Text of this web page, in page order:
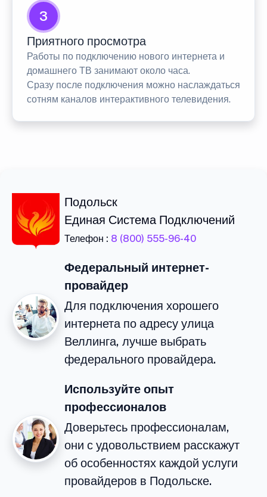
3
Приятного просмотра
Работы по подключению нового интернета и
домашнего ТВ занимают около часа.
Сразу после подключения можно наслаждаться
сотням каналов интерактивного телевидения.
Подольск
Единая Система Подключений
Телефон : 8 (800) 555-96-40
Федеральный интернет-
провайдер
Для подключения хорошего
интернета по адресу улица
Веллинга, лучше выбрать
федерального провайдера.
Используйте опыт
профессионалов
Доверьтесь профессионалам,
они с удовольствием расскажут
об особенностях каждой услуги
провайдеров в Подольске.